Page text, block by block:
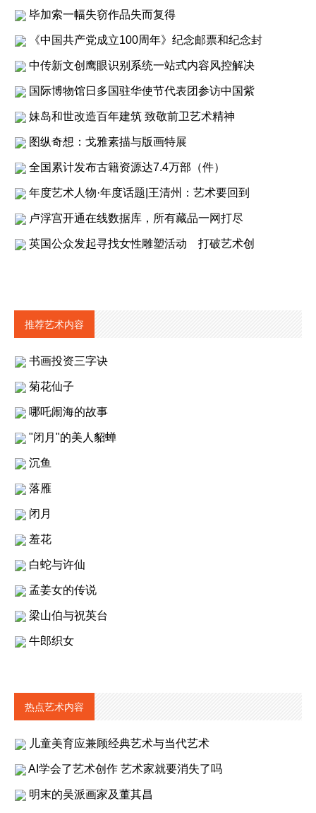
毕加索一幅失窃作品失而复得
《中国共产党成立100周年》纪念邮票和纪念封
中传新文创鹰眼识别系统一站式内容风控解决
国际博物馆日多国驻华使节代表团参访中国紫
妹岛和世改造百年建筑 致敬前卫艺术精神
图纵奇想：戈雅素描与版画特展
全国累计发布古籍资源达7.4万部（件）
年度艺术人物·年度话题|王清州：艺术要回到
卢浮宫开通在线数据库，所有藏品一网打尽
英国公众发起寻找女性雕塑活动 打破艺术创
推荐艺术内容
书画投资三字诀
菊花仙子
哪吒闹海的故事
"闭月"的美人貂蝉
沉鱼
落雁
闭月
羞花
白蛇与许仙
孟姜女的传说
梁山伯与祝英台
牛郎织女
热点艺术内容
儿童美育应兼顾经典艺术与当代艺术
AI学会了艺术创作 艺术家就要消失了吗
明末的吴派画家及董其昌